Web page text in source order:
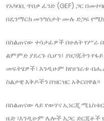
የአካባቢ ጥበቃ ፈንድ (GEF) ጋር
በዴንማርክ መንግስታት ሙሉ ድጋፍ
​በስልጠናው ተሳታፊዎች በሁለት የሥራ
ልምምድ ያደረጉ ሲሆን፣ ያዘጋጁትን
መፍትሄዎች፣ እንዲሁም ከየሀገራቱ
ስልታዊ እቅዶችን በዝርዝር አቅርበዋል።
በስልጠናው ላይ የውሃና ኢነርጂ ሚኒስቴር
ዜድ ፣እንዲሁም ሌሎች አጋር